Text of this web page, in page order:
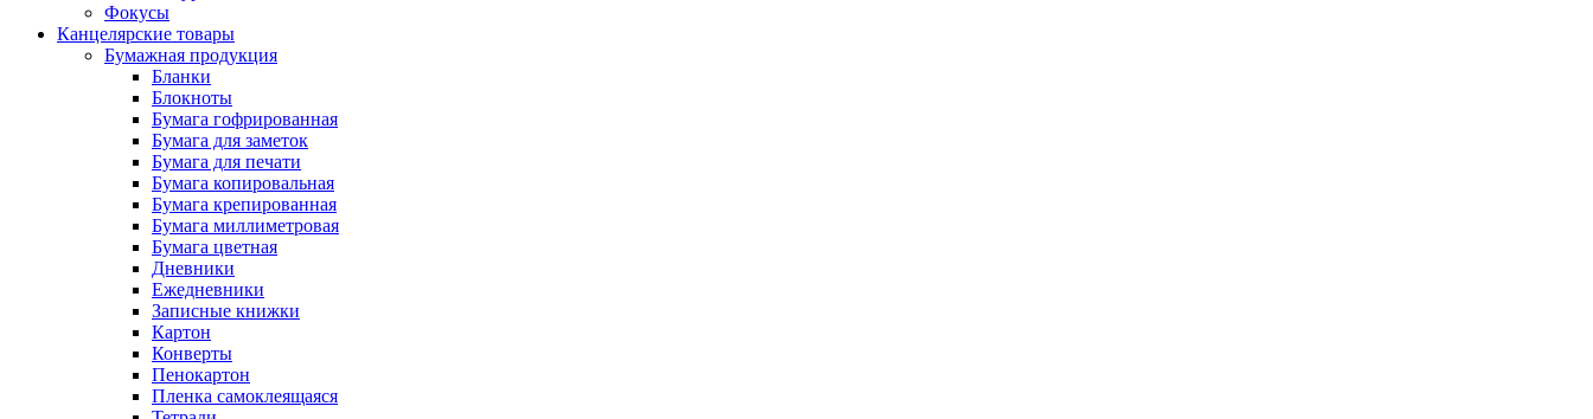
Фокусы
Канцелярские товары
Бумажная продукция
Бланки
Блокноты
Бумага гофрированная
Бумага для заметок
Бумага для печати
Бумага копировальная
Бумага крепированная
Бумага миллиметровая
Бумага цветная
Дневники
Ежедневники
Записные книжки
Картон
Конверты
Пенокартон
Пленка самоклеящаяся